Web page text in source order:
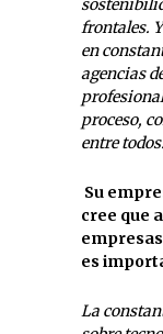
frontales.
en
agencias
proceso,
entre todos.
Su
cree que
es
La